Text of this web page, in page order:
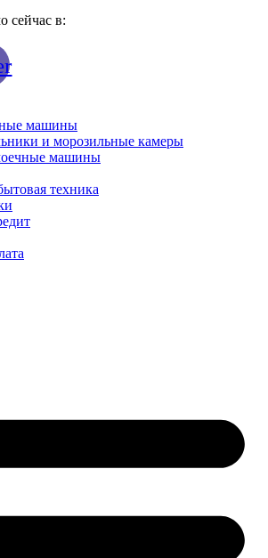
сейчас в:
машины
и морозильные камеры
машины
техника